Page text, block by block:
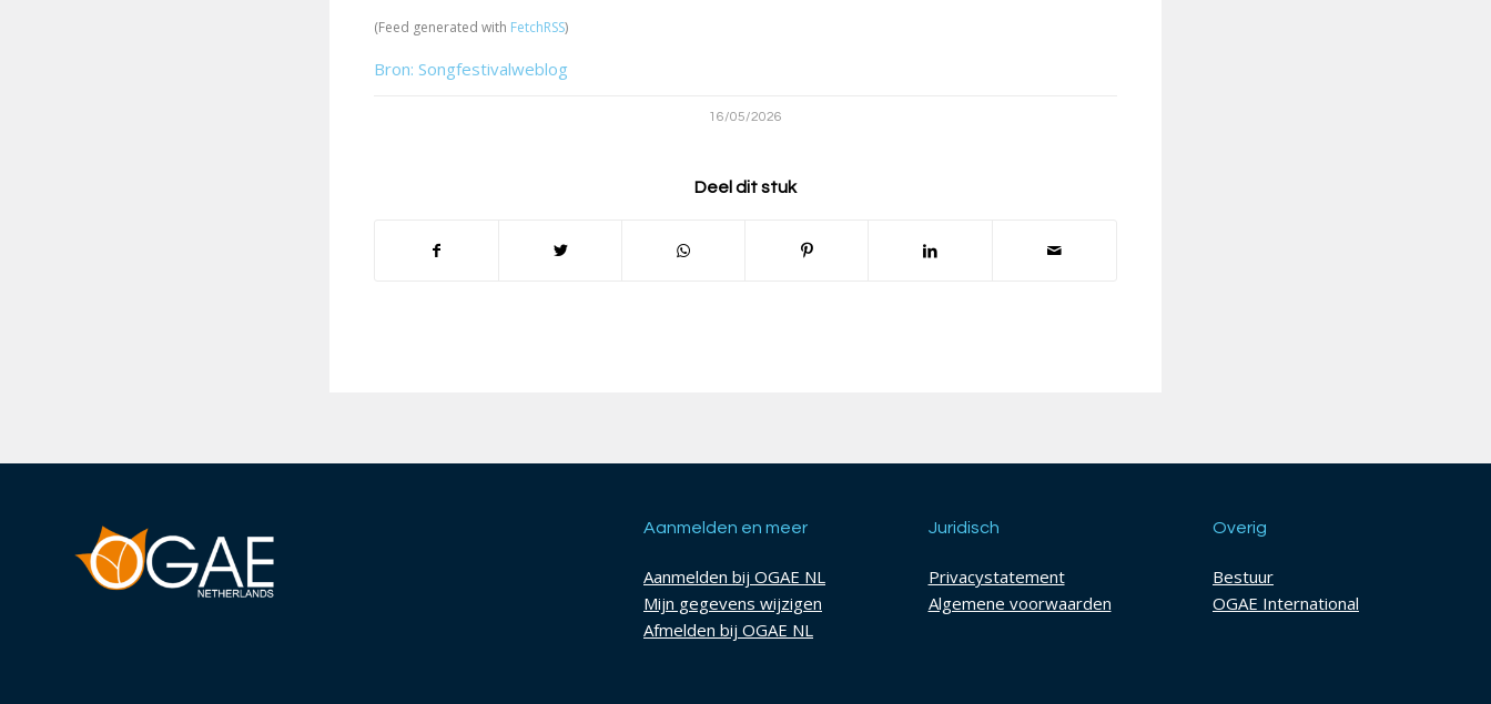
(Feed generated with FetchRSS)
Bron: Songfestivalweblog
16/05/2026
Deel dit stuk
Aanmelden en meer
Aanmelden bij OGAE NL
Mijn gegevens wijzigen
Afmelden bij OGAE NL
Juridisch
Privacystatement
Algemene voorwaarden
Overig
Bestuur
OGAE International